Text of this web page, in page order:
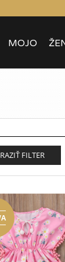
MOJO
FILTER